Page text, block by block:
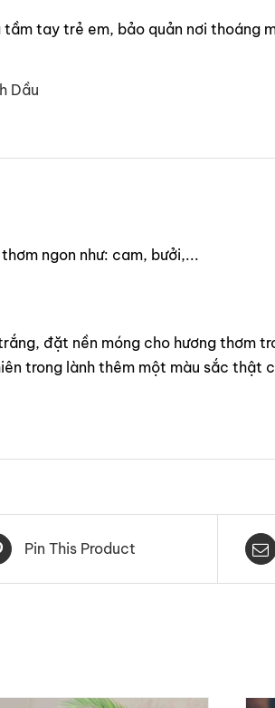
tầm tay trẻ em, bảo quản nơi thoáng
Dầu
ngon như: cam, bưởi,...
đặt nền móng cho hương thơm
trong lành thêm một màu sắc thật
Pin This Product